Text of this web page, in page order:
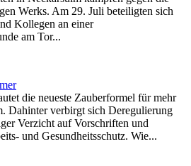
Werks. Am 29. Juli beteiligten sich
Kollegen an einer
am Tor...
die neueste Zauberformel für mehr
Dahinter verbirgt sich Deregulierung
Verzicht auf Vorschriften und
und Gesundheitsschutz. Wie...